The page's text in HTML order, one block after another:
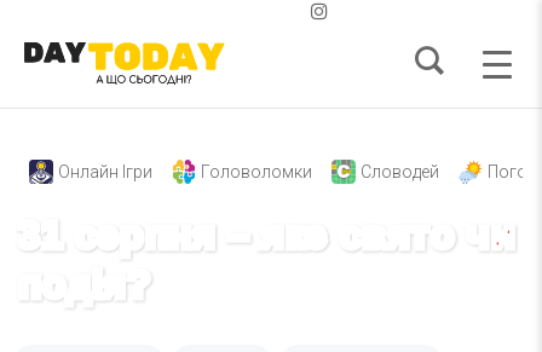
Онлайн Ігри Головоломки Словодей
31 серпня – яке свято чи
подія?